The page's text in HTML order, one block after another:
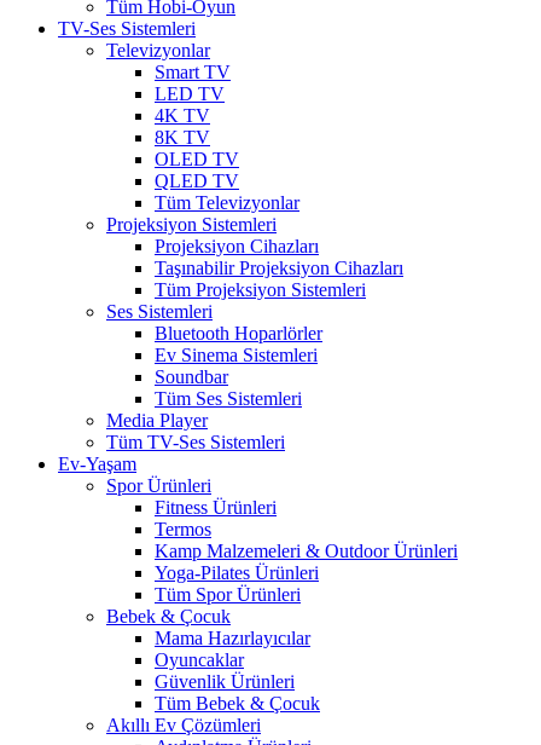
Tüm Hobi-Oyun
TV-Ses Sistemleri
Televizyonlar
Smart TV
LED TV
4K TV
8K TV
OLED TV
QLED TV
Tüm Televizyonlar
Projeksiyon Sistemleri
Projeksiyon Cihazları
Taşınabilir Projeksiyon Cihazları
Tüm Projeksiyon Sistemleri
Ses Sistemleri
Bluetooth Hoparlörler
Ev Sinema Sistemleri
Soundbar
Tüm Ses Sistemleri
Media Player
Tüm TV-Ses Sistemleri
Ev-Yaşam
Spor Ürünleri
Fitness Ürünleri
Termos
Kamp Malzemeleri & Outdoor Ürünleri
Yoga-Pilates Ürünleri
Tüm Spor Ürünleri
Bebek & Çocuk
Mama Hazırlayıcılar
Oyuncaklar
Güvenlik Ürünleri
Tüm Bebek & Çocuk
Akıllı Ev Çözümleri